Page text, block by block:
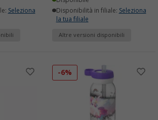
Seleziona
Disponibilità in filiale: Seleziona
la tua filiale
Altre versioni disponibili
-6%